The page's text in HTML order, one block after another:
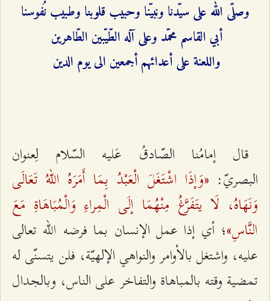
وصلّى الله على سيّدنا ونبيّنا وحبيب قلوبنا وطبيب نُفوسنا
أبي القاسم محمّد وعلى آله الطّيّبين الطّاهرين
واللعنة على أعدائهم أجمعين الى يوم الدين
قال إمامُنا الصّادقُ عَليه ‌السّلام لِعنوان
البصريّ: «وَإذَا اشْتَغَلَ الْعَبْدُ بِمَا أَمَرَهُ اللهُ تَعَالَى
وَنَهَاهُ، لَا يتَفَرَّغُ مِنْهُمَا إلَى الْمِراءِ وَالْمُبَاهَاةِ مَعَ
النَّاسِ»؛ أي إذا عمل الإنسان بما فرضه الله تعالى
عليه، واشتغل بالأوامر والنواهي الإلهيّة، فلن يتسنّى له
تمضية وقته بالمباهاة والتفاخر على الناس، وبالجدال